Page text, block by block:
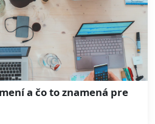
a čo to znamená pre